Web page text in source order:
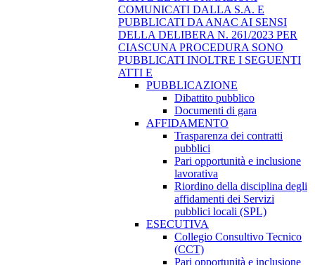
COMUNICATI DALLA S.A. E
PUBBLICATI DA ANAC AI SENSI
DELLA DELIBERA N. 261/2023 PER
CIASCUNA PROCEDURA SONO
PUBBLICATI INOLTRE I SEGUENTI
ATTI E
PUBBLICAZIONE
Dibattito pubblico
Documenti di gara
AFFIDAMENTO
Trasparenza dei contratti
pubblici
Pari opportunità e inclusione
lavorativa
Riordino della disciplina degli
affidamenti dei Servizi
pubblici locali (SPL)
ESECUTIVA
Collegio Consultivo Tecnico
(CCT)
Pari opportunità e inclusione